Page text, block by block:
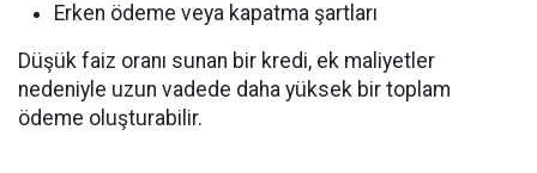
Erken ödeme veya kapatma şartları
Düşük faiz oranı sunan bir kredi, ek maliyetler
nedeniyle uzun vadede daha yüksek bir toplam
ödeme oluşturabilir.